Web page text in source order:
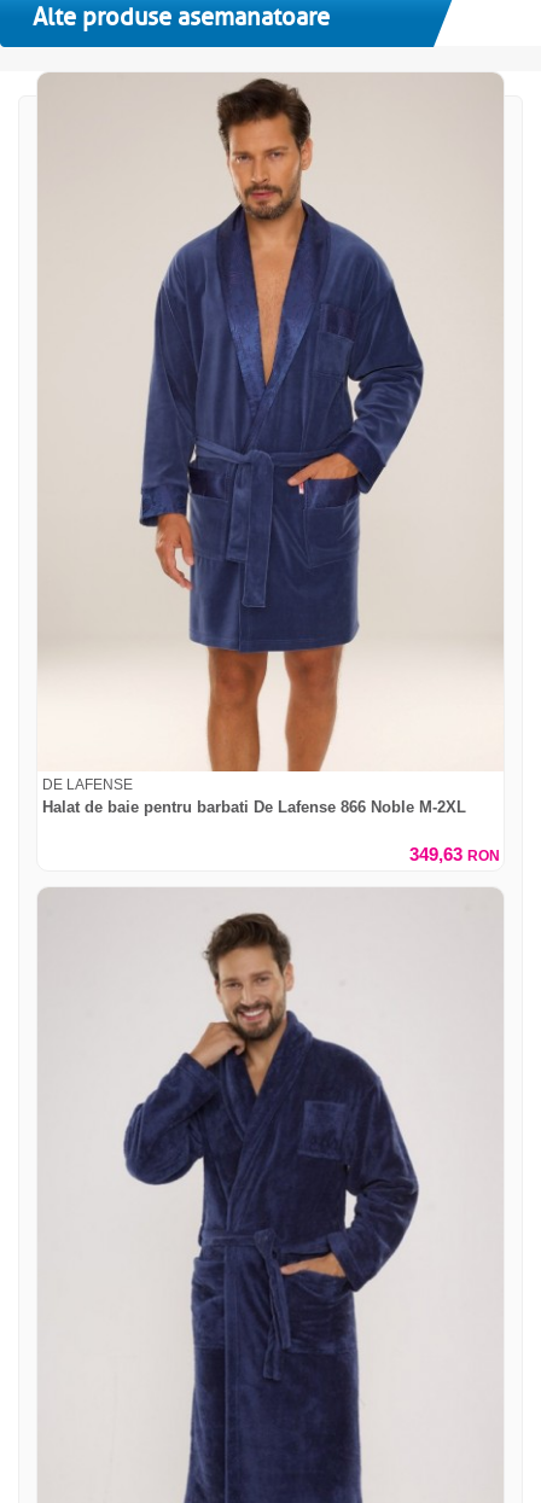
Alte produse asemanatoare
DE LAFENSE
Halat de baie pentru barbati De Lafense 866 Noble M-2XL
349,63 RON